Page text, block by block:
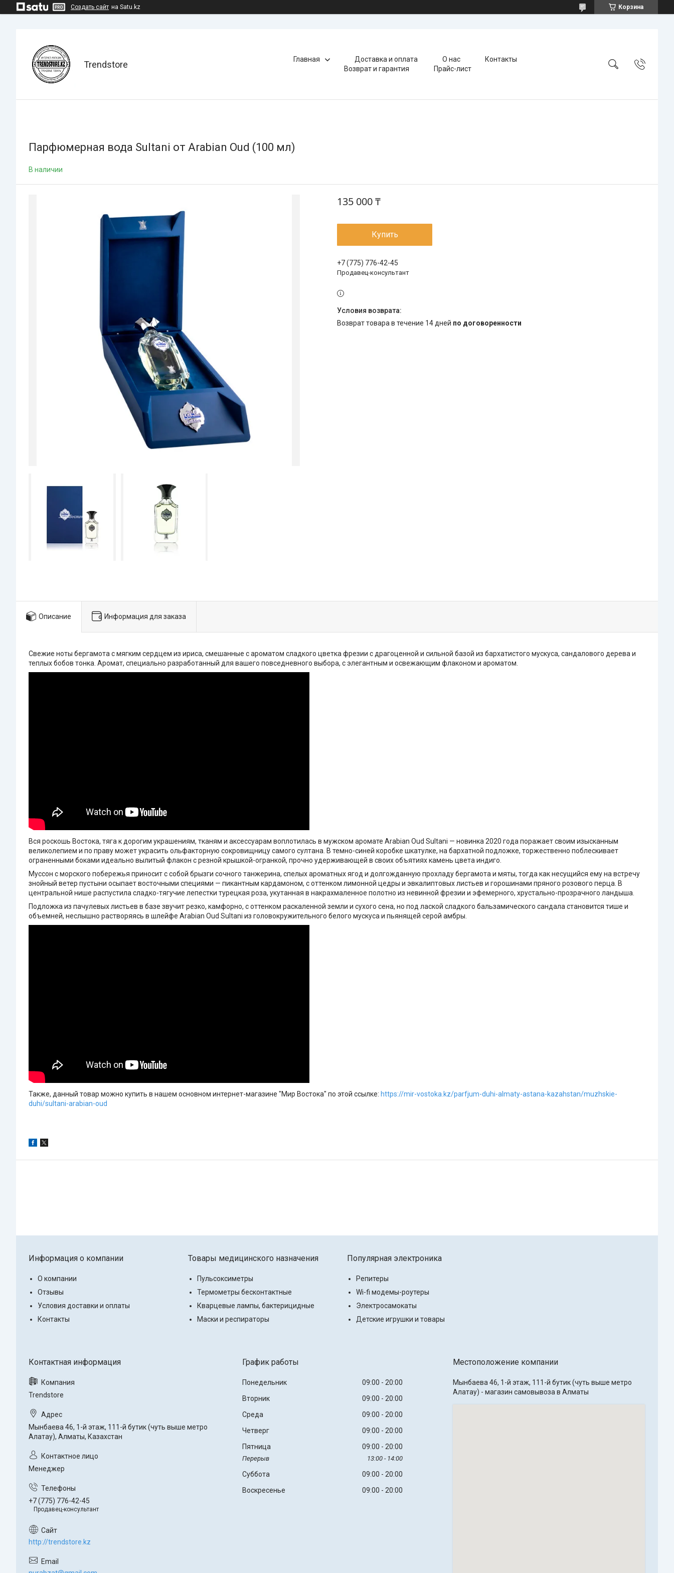
Создать сайт на Satu.kz Корзина
Trendstore Главная Доставка и оплата О нас
Контакты
Возврат и гарантия
Прайс-лист
Парфюмерная вода Sultani от Arabian Oud (100 мл)
В наличии
135 000 ₸
Купить
+7 (775) 776-42-45
Продавец-консультант
возврат товара в течение 14 дней по договоренности
Описание Информация для заказа
Свежие ноты бергамота с мягким сердцем из ириса, смешанные с ароматом сладкого цветка фрезии с драгоценной и сильной базой из бархатистого мускуса, сандалового дерева и
теплых бобов тонка. Аромат, специально разработанный для вашего повседневного выбора, с элегантным и освежающим флаконом и ароматом.
Вся роскошь Востока, тяга к дорогим украшениям, тканям и аксессуарам воплотилась в мужском аромате Arabian Oud Sultani — новинка 2020 года поражает своим изысканным
великолепием и по праву может украсить ольфакторную сокровищницу самого султана. В темно-синей коробке шкатулке, на бархатной подложке, торжественно поблескивает
ограненными боками идеально вылитый флакон с резной крышкой-огранкой, прочно удерживающей в своих объятиях камень цвета индиго.
Муссон с морского побережья приносит с собой брызги сочного танжерина, спелых ароматных ягод и долгожданную прохладу бергамота и мяты, тогда как несущийся ему на встречу
знойный ветер пустыни осыпает восточными специями — пикантным кардамоном, с оттенком лимонной цедры и эвкалиптовых листьев и горошинами пряного розового перца. В
центральной нише распустила сладко-тягучие лепестки турецкая роза, укутанная в накрахмаленное полотно из невинной фрезии и эфемерного, хрустально-прозрачного ландыша.
Подложка из пачулевых листьев в базе звучит резко, камфорно, с оттенком раскаленной земли и сухого сена, но под лаской сладкого бальзамического сандала становится тише и
объемней, неслышно растворяясь в шлейфе Arabian Oud Sultani из головокружительного белого мускуса и пьянящей серой амбры.
Также, данный товар можно купить в нашем основном интернет-магазине "Мир Востока" по этой ссылке: https://mir-vostoka.kz/parfjum-duhi-almaty-astana-kazahstan/muzhskie-
duhi/sultani-arabian-oud
Информация о компании
О компании
Отзывы
Условия доставки и оплаты
Контакты
Товары медицинского назначения
Пульсоксиметры
Термометры бесконтактные
Кварцевые лампы, бактерицидные
Маски и респираторы
Популярная электроника
Репитеры
Wi-fi модемы-роутеры
Электросамокаты
Детские игрушки и товары
Trendstore
Мынбаева 46, 1-й этаж, 111-й бутик (чуть выше метро
Алатау), Алматы, Казахстан
Менеджер
+7 (775) 776-42-45
Продавец-консультант
http://trendstore.kz
График работы
Понедельник 09:00
20:00
Вторник
09:00
20:00
Среда
09:00
20:00
Четверг
09:00
20:00
Пятница
09:00 20:00
13:00 14:00
Суббота 09:00
20:00
Воскресенье
09:00 20:00
Местоположение компании
Мынбаева 46, 1-й этаж, 111-й бутик (чуть выше метро
Алатау) - магазин самовывоза в Алматы